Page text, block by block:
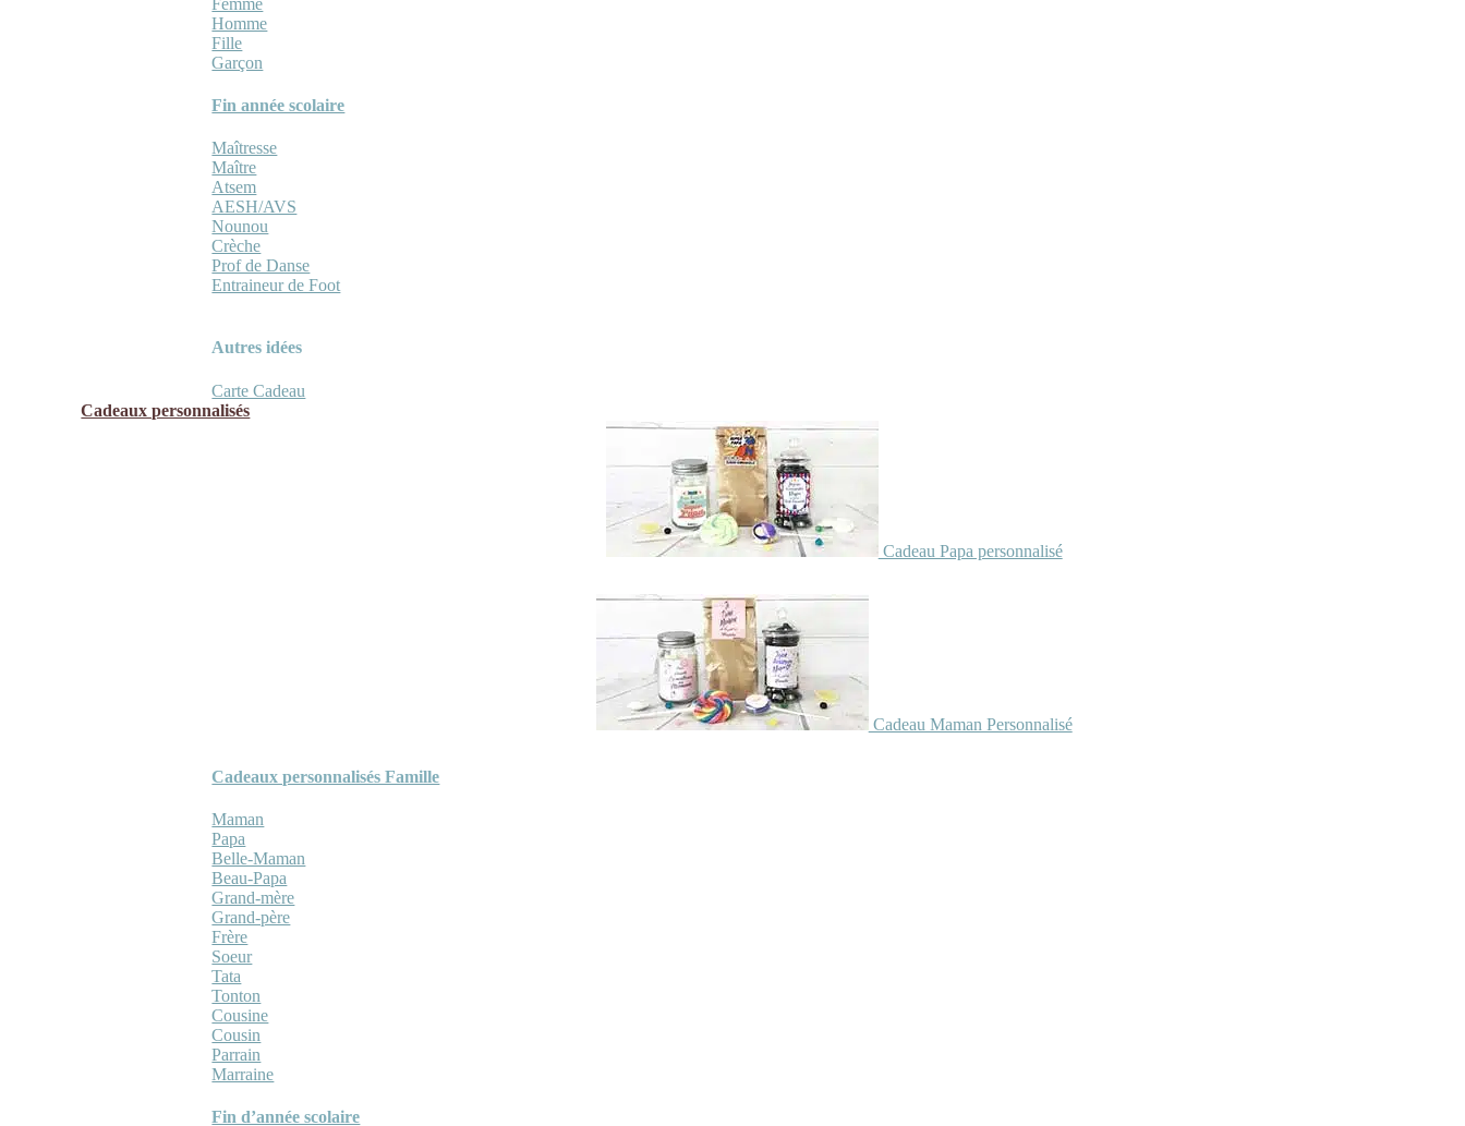
Homme
Fille
Garçon
Fin année scolaire
Maîtresse
Maître
Atsem
AESH/AVS
Nounou
Crèche
Prof de Danse
Entraineur de Foot
Autres idées
Carte Cadeau
Cadeaux personnalisés
Cadeau Papa personnalisé
Cadeau Maman Personnalisé
Cadeaux personnalisés Famille
Maman
Papa
Belle-Maman
Beau-Papa
Grand-mère
Grand-père
Frère
Soeur
Tata
Tonton
Cousine
Cousin
Parrain
Marraine
Fin d’année scolaire